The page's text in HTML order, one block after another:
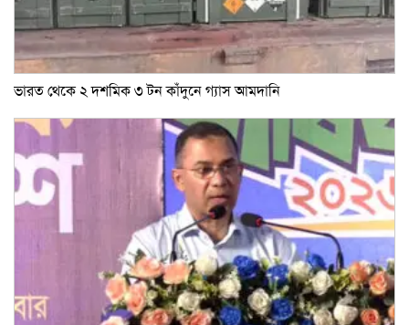
ভারত থেকে ২ দশমিক ৩ টন কাঁদুনে গ্যাস আমদানি